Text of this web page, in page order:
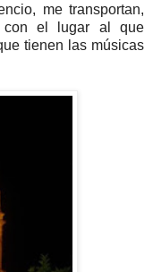
me transportan,
el lugar al que
tienen las músicas